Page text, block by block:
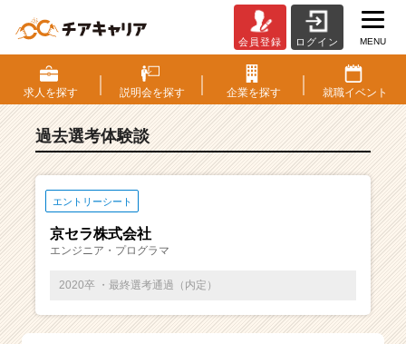
S・
選
考
験
ベ
ン
チ
ー・
成
会員登録 ログイン MENU
求人を探す 説明会を探す 企業を探す 就職イベント
過去選考体験談
エントリーシート
京セラ株式会社
エンジニア・プログラマ
2020卒 ・最終選考通過（内定）